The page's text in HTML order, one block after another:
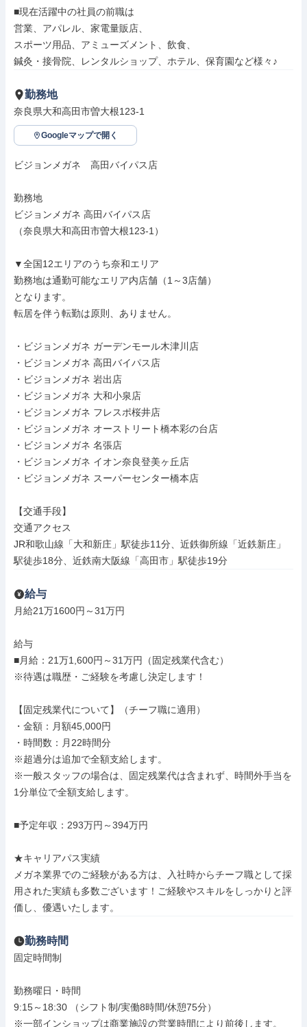
■現在活躍中の社員の前職は
営業、アパレル、家電量販店、
スポーツ用品、アミューズメント、飲食、
鍼灸・接骨院、レンタルショップ、ホテル、保育園など様々♪
勤務地
奈良県大和高田市曽大根123-1
Googleマップで開く
ビジョンメガネ　高田バイパス店
勤務地
ビジョンメガネ 高田バイパス店
（奈良県大和高田市曽大根123-1）
▼全国12エリアのうち奈和エリア
勤務地は通勤可能なエリア内店舗（1～3店舗）
となります。
転居を伴う転勤は原則、ありません。
・ビジョンメガネ ガーデンモール木津川店
・ビジョンメガネ 高田バイパス店
・ビジョンメガネ 岩出店
・ビジョンメガネ 大和小泉店
・ビジョンメガネ フレスポ桜井店
・ビジョンメガネ オーストリート橋本彩の台店
・ビジョンメガネ 名張店
・ビジョンメガネ イオン奈良登美ヶ丘店
・ビジョンメガネ スーパーセンター橋本店
【交通手段】
交通アクセス
JR和歌山線「大和新庄」駅徒歩11分、近鉄御所線「近鉄新庄」
駅徒歩18分、近鉄南大阪線「高田市」駅徒歩19分
給与
月給21万1600円～31万円
給与
■月給：21万1,600円～31万円（固定残業代含む）
※待遇は職歴・ご経験を考慮し決定します！
【固定残業代について】（チーフ職に適用）
・金額：月額45,000円
・時間数：月22時間分
※超過分は追加で全額支給します。
※一般スタッフの場合は、固定残業代は含まれず、時間外手当を
1分単位で全額支給します。
■予定年収：293万円～394万円
★キャリアパス実績
メガネ業界でのご経験がある方は、入社時からチーフ職として採
用された実績も多数ございます！ご経験やスキルをしっかりと評
価し、優遇いたします。
勤務時間
固定時間制
勤務曜日・時間
9:15～18:30 （シフト制/実働8時間/休憩75分）
※一部インショップは商業施設の営業時間により前後します。